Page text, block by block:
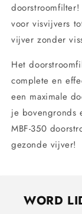
voor visvijvers
vijver zonder
Het
complete en
een maximale
je bovengronds
MBF-350
gezonde vijver!
WORD